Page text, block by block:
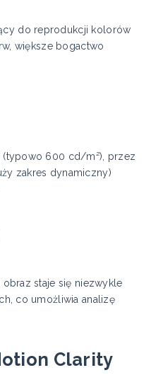
do reprodukcji kolorów
większe bogactwo
(typowo 600 cd/m²), przez
zakres dynamiczny)
staje się niezwykle
co umożliwia analizę
Clarity